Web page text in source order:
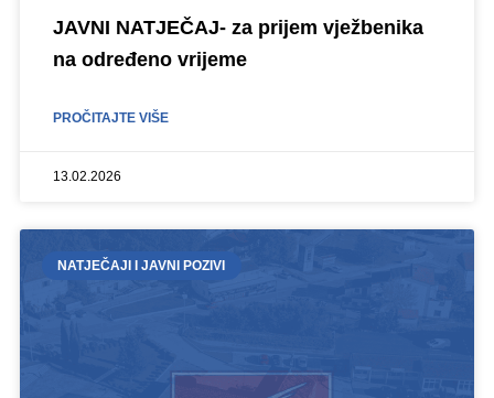
JAVNI NATJEČAJ- za prijem vježbenika
na određeno vrijeme
PROČITAJTE VIŠE
13.02.2026
NATJEČAJI I JAVNI POZIVI